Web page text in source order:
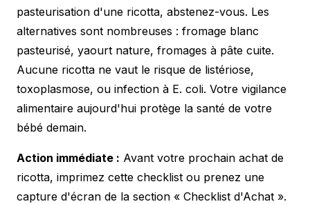
pasteurisation d'une ricotta, abstenez-vous. Les
alternatives sont nombreuses : fromage blanc
pasteurisé, yaourt nature, fromages à pâte cuite.
Aucune ricotta ne vaut le risque de listériose,
toxoplasmose, ou infection à E. coli. Votre vigilance
alimentaire aujourd'hui protège la santé de votre
bébé demain.
Action immédiate : Avant votre prochain achat de
ricotta, imprimez cette checklist ou prenez une
capture d'écran de la section « Checklist d'Achat ».